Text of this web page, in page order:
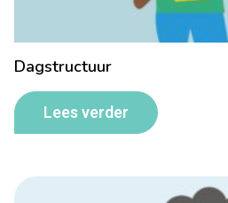
Dagstructuur
Lees verder